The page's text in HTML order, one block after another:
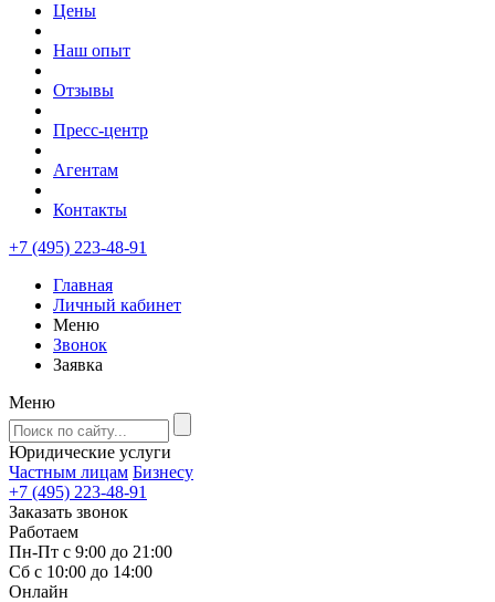
Цены
Наш опыт
Отзывы
Пресс-центр
Агентам
Контакты
+7 (495) 223-48-91
Главная
Личный кабинет
Меню
Звонок
Заявка
Меню
Юридические услуги
Частным лицам Бизнесу
+7 (495) 223-48-91
Заказать звонок
Работаем
Пн-Пт с 9:00 до 21:00
Сб с 10:00 до 14:00
Онлайн